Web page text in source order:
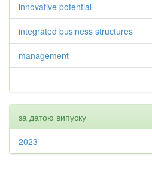
innovative potential
integrated business structures
management
за датою випуску
2023